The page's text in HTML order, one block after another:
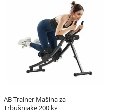
AB Trainer Mašina za
Trbušnjake 200 kg